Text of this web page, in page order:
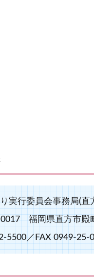
実行委員会事務局(直
福岡県直方市殿
5500／FAX 0949-25-